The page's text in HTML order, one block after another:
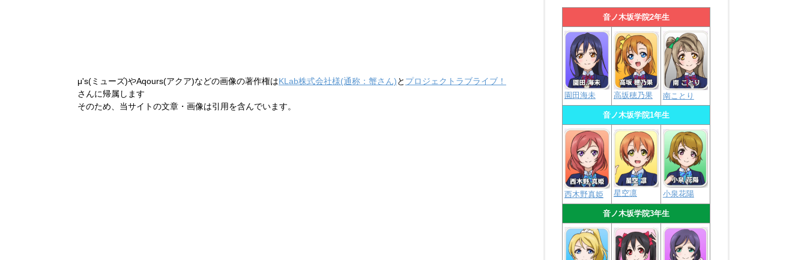
μ's(ミューズ)やAqours(アクア)などの画像の著作権はKLab株式会社様(通称：蟹さん)と プロジェクトラブライブ！
さんに帰属します
そのため、当サイトの文章・画像は引用を含んでいます。
音ノ木坂学院2年生
園田海未 高坂穂乃果 南ことり
音ノ木坂学院1年生
西木野真姫 星空凛 小泉花陽
音ノ木坂学院3年生